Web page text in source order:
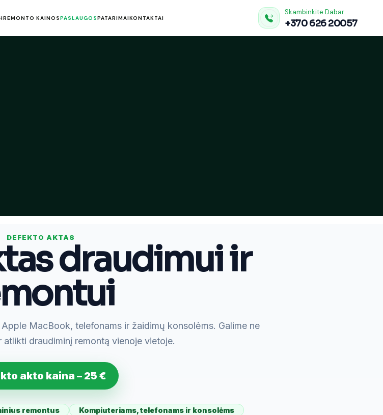
REMONTO KAINOSPASLAUGOSPATARIMAIKONTAKTAI
Skambinkite Dabar
+370 626 20057
DEFEKTO AKTAS
draudimui ir
MacBook, telefonams ir žaidimų konsolėms. Galime ne
draudiminį remontą vienoje vietoje.
akto kaina – 25 €
remontus
Kompiuteriams, telefonams ir konsolėms